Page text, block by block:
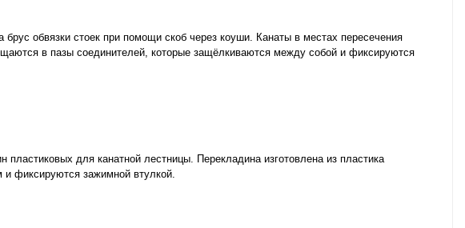
обвязки стоек при помощи скоб через коуши. Канаты в местах пересечения
в пазы соединителей, которые защёлкиваются между собой и фиксируются
для канатной лестницы. Перекладина изготовлена из пластика
и фиксируются зажимной втулкой.